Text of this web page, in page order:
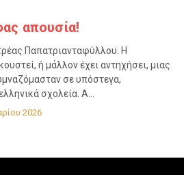
απουσία!
Παπατριανταφύλλου. Η
ή μάλλον έχει αντηχήσει, μιας
σε υπόστεγα,
σχολεία. Α...
2026